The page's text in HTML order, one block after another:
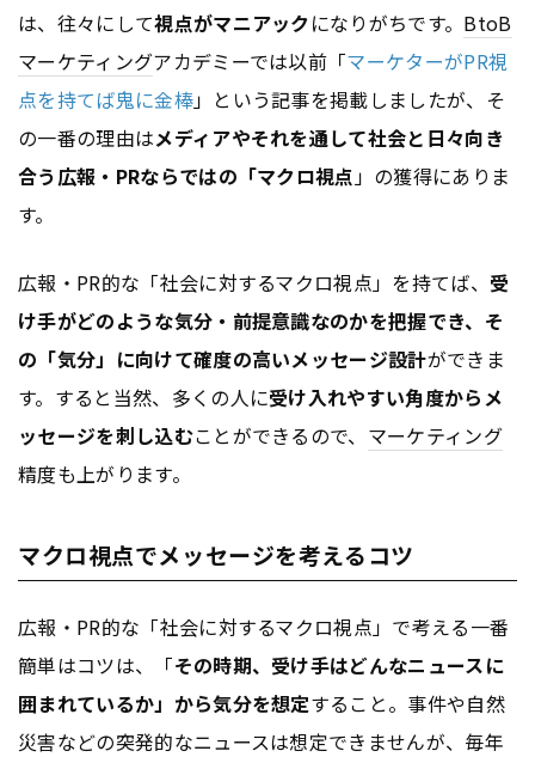
は、往々にして視点がマニアックになりがちです。 BtoB
マーケティングアカデミーでは以前「マーケターがPR視
点を持てば鬼に金棒」という記事を掲載しましたが、そ
の一番の理由はメディアやそれを通して社会と日々向き
合う広報・PRならではの「マクロ視点」の獲得にありま
す。
広報・PR的な「社会に対するマクロ視点」を持てば、 受
け手がどのような気分・前提意識なのかを把握でき、そ
の「気分」に向けて確度の高いメッセージ設計ができま
す。すると当然、多くの人に受け入れやすい角度からメ
ッセージを刺し込むことができるので、 マーケティング
精度も上がります。
マクロ視点でメッセージを考えるコツ
広報・PR的な「社会に対するマクロ視点」で考える一番
簡単はコツは、「その時期、受け手はどんなニュースに
囲まれているか」から気分を想定すること。事件や自然
災害などの突発的なニュースは想定できませんが、毎年